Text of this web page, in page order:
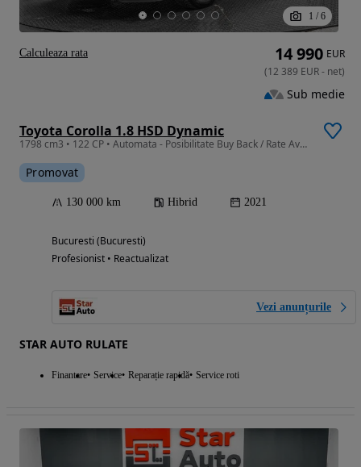
1 / 6
Toyota Corolla 1.8 HSD Dynamic
1798 cm3 • 122 CP • Automata - Posibilitate Buy Back / Rate Avans 0% / Garantie 36 Luni
Promovat
130 000 km Hibrid 2021
Bucuresti (Bucuresti)
Profesionist • Reactualizat
Vezi anunțurile
STAR AUTO RULATE
Finantare Service Reparație rapidă Service roti
14 990 EUR
(12 389 EUR- net)
Sub medie
Calculeaza rata